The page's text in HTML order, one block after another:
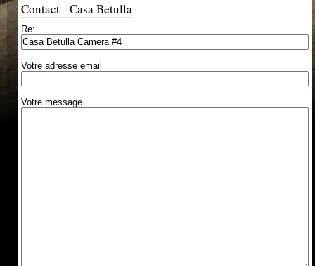
Contact - Casa Betulla
Re:
Votre adresse email
Votre message